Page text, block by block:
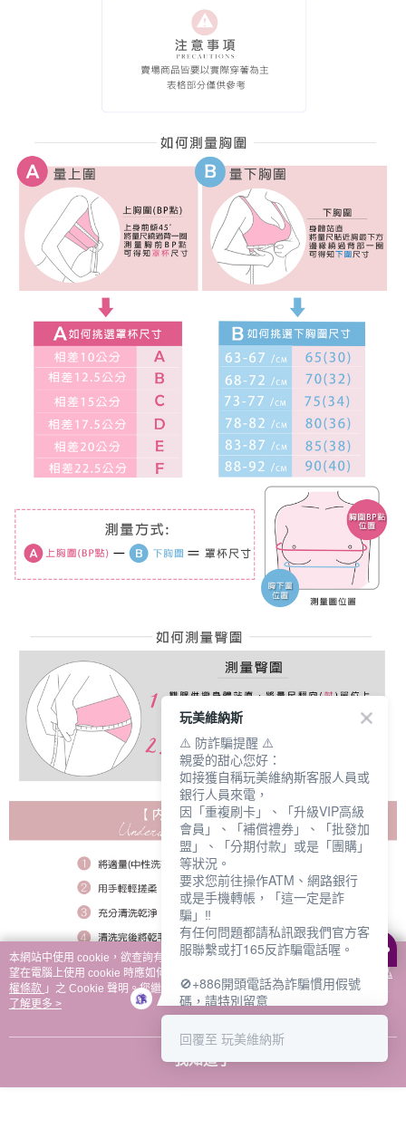
本網站中使用 cookie，欲查詢有關本網站使用 cookie 方式之詳情，及若您不希
望在電腦上使用 cookie 時應如何變更電腦的 cookie 設定，請參閱本網站「
隱私
權條款 」之 Cookie 聲明。您繼續使用本網站即表示您同意本公司得按本網站使
用條款之 Cookie 聲明使用 cookie。
了解更多 >
我知道了
玩美維納斯
⚠️ 防詐騙提醒 ⚠️
親愛的甜心您好：
如接獲自稱玩美維納斯客服人員或
銀行人員來電，
因「重複刷卡」、「升級VIP高級
會員」、「補償禮券」、「批發加
盟」、「分期付款」或是「團購」
等狀況。
要求您前往操作ATM、網路銀行
或是手機轉帳，「這一定是詐
騙」‼️
有任何問題都請私訊跟我們官方客
服聯繫或打165反詐騙電話喔。
🚫+886開頭電話為詐騙慣用假號
碼，請特別留意
－－－－－－－－－－－－
如何聯繫玩美維納斯客服?
📆週一至週五
⏰上午 8:30-下午17:30
回覆至 玩美維納斯